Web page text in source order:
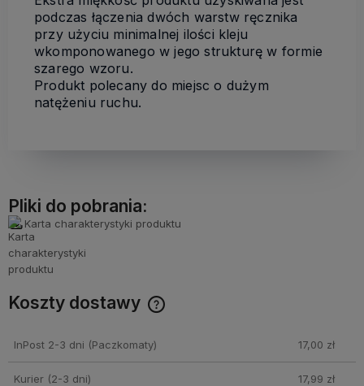
podczas łączenia dwóch warstw ręcznika
przy użyciu minimalnej ilości kleju
wkomponowanego w jego strukturę w formie
szarego wzoru.
Produkt polecany do miejsc o dużym
natężeniu ruchu.
Pliki do pobrania:
Karta charakterystyki produktu
Koszty dostawy
InPost 2-3 dni (Paczkomaty) 17,00 zł
Kurier (2-3 dni) 17,99 zł